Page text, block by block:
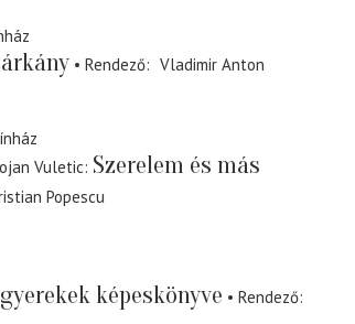
Rendező
Vladimir Anton
Vuletic Szerelem és más
Popescu
képeskönyve
Rendező